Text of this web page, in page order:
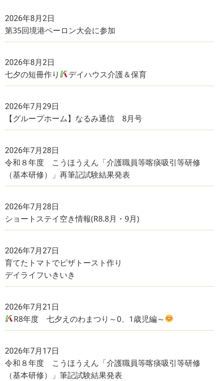
2026年8月2日
第35回境港ペーロン大会に参加
2026年8月2日
七夕の短冊作り デイハウス介護＆保育
2026年7月29日
【グループホーム】なるみ通信 8月号
2026年7月28日
令和８年度 こうほうえん「介護職員等喀痰吸引等研修
（基本研修）」再筆記試験結果発表
2026年7月28日
ショートステイ空き情報(R8.8月・9月)
2026年7月27日
育てたトマトでピザトースト作り
デイライフいきいき
2026年7月21日
R8年度 七夕えのわまつり～0、1歳児編～
2026年7月17日
令和８年度 こうほうえん「介護職員等喀痰吸引等研修
（基本研修）」筆記試験結果発表